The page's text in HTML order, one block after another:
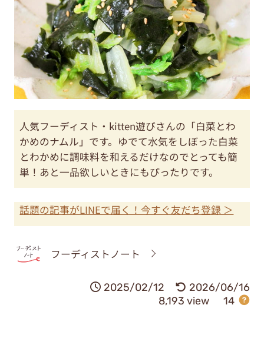
人気フーディスト・kitten遊びさんの「白菜とわ
かめのナムル」です。ゆでて水気をしぼった白菜
とわかめに調味料を和えるだけなのでとっても簡
単！あと一品欲しいときにもぴったりです。
話題の記事がLINEで届く！今すぐ友だち登録 ＞
フーディストノート
2025/02/12
2026/06/16
8,193 view
14